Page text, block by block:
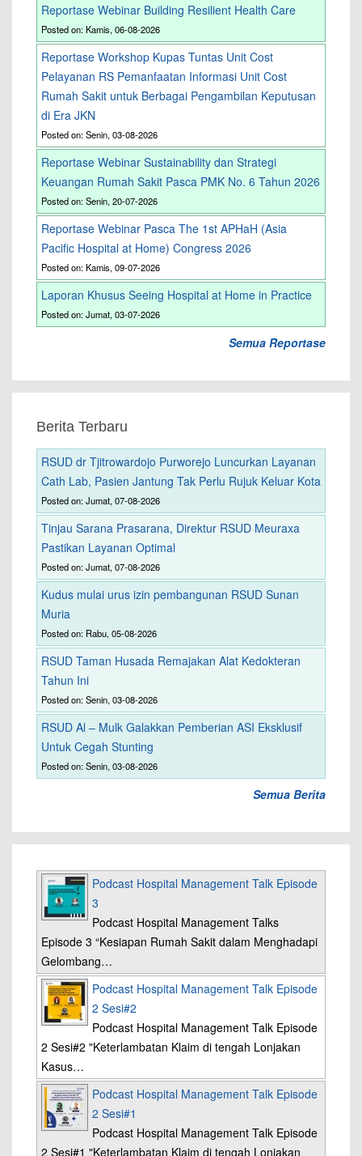
Reportase Webinar Building Resilient Health Care
Posted on: Kamis, 06-08-2026
Reportase Workshop Kupas Tuntas Unit Cost
Pelayanan RS Pemanfaatan Informasi Unit Cost
Rumah Sakit untuk Berbagai Pengambilan Keputusan
di Era JKN
Posted on: Senin, 03-08-2026
Reportase Webinar Sustainability dan Strategi
Keuangan Rumah Sakit Pasca PMK No. 6 Tahun 2026
Posted on: Senin, 20-07-2026
Reportase Webinar Pasca The 1st APHaH (Asia
Pacific Hospital at Home) Congress 2026
Posted on: Kamis, 09-07-2026
Laporan Khusus Seeing Hospital at Home in Practice
Posted on: Jumat, 03-07-2026
Semua Reportase
Berita Terbaru
RSUD dr Tjitrowardojo Purworejo Luncurkan Layanan
Cath Lab, Pasien Jantung Tak Perlu Rujuk Keluar Kota
Posted on: Jumat, 07-08-2026
Tinjau Sarana Prasarana, Direktur RSUD Meuraxa
Pastikan Layanan Optimal
Posted on: Jumat, 07-08-2026
Kudus mulai urus izin pembangunan RSUD Sunan
Muria
Posted on: Rabu, 05-08-2026
RSUD Taman Husada Remajakan Alat Kedokteran
Tahun Ini
Posted on: Senin, 03-08-2026
RSUD Al – Mulk Galakkan Pemberian ASI Eksklusif
Untuk Cegah Stunting
Posted on: Senin, 03-08-2026
Semua Berita
Podcast Hospital Management Talk Episode
3
Podcast Hospital Management Talks
Episode 3 “Kesiapan Rumah Sakit dalam Menghadapi
Gelombang…
Podcast Hospital Management Talk Episode
2 Sesi#2
Podcast Hospital Management Talk Episode
2 Sesi#2 "Keterlambatan Klaim di tengah Lonjakan
Kasus…
Podcast Hospital Management Talk Episode
2 Sesi#1
Podcast Hospital Management Talk Episode
2 Sesi#1 "Keterlambatan Klaim di tengah Lonjakan